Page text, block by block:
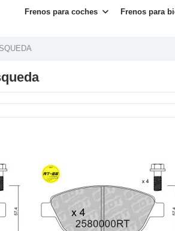
Frenos para coches Frenos para